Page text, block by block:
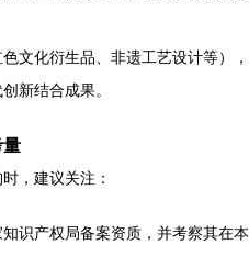
文化衍生品、非遗工艺设计等），
新结合成果。
量
，建议关注：
知识产权局备案资质，并考察其在本